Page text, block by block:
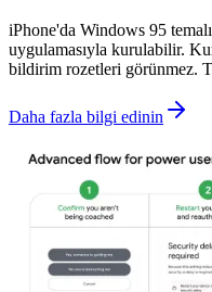
iPhone'da Windows 95
uygulamasıyla kurulabilir.
bildirim rozetleri görünmez.
Daha fazla bilgi edinin